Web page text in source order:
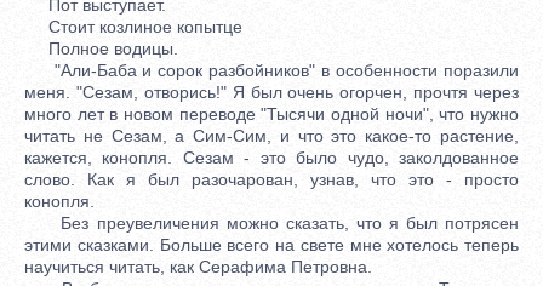
Пот выступает.
Стоит козлиное копытце
Полное водицы.
"Али-Баба и сорок разбойников" в особенности поразили
меня. "Сезам, отворись!" Я был очень огорчен, прочтя через
много лет в новом переводе "Тысячи одной ночи", что нужно
читать не Сезам, а Сим-Сим, и что это какое-то растение,
кажется, конопля. Сезам - это было чудо, заколдованное
слово. Как я был разочарован, узнав, что это - просто
конопля.
Без преувеличения можно сказать, что я был потрясен
этими сказками. Больше всего на свете мне хотелось теперь
научиться читать, как Серафима Петровна.